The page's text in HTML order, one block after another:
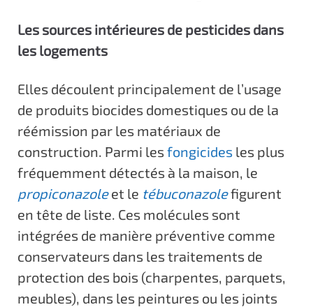
Les sources intérieures de pesticides dans
les logements
Elles découlent principalement de l’usage
de produits biocides domestiques ou de la
réémission par les matériaux de
construction. Parmi lesfongicides les plus
fréquemment détectés à la maison, le
propiconazole et le tébuconazolefigurent
en tête de liste. Ces molécules sont
intégrées de manière préventive comme
conservateurs dans les traitements de
protection des bois (charpentes, parquets,
meubles), dans les peintures ou les joints